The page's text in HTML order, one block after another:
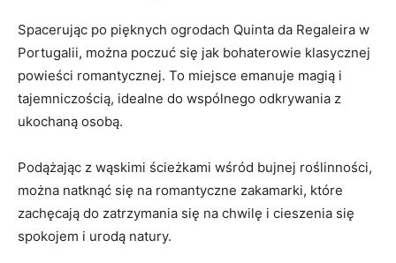
Spacerując po pięknych ogrodach Quinta da Regaleira w
Portugalii, można poczuć się jak bohaterowie klasycznej
powieści romantycznej. To miejsce emanuje magią i
tajemniczością, idealne do wspólnego odkrywania z
ukochaną osobą.
Podążając z wąskimi ścieżkami wśród bujnej roślinności,
można natknąć się na romantyczne zakamarki, które
zachęcają do zatrzymania się na chwilę i cieszenia się
spokojem i urodą natury.